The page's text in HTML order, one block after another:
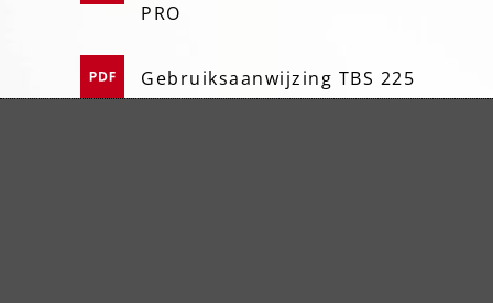
PRO
Gebruiksaanwijzing TBS 225